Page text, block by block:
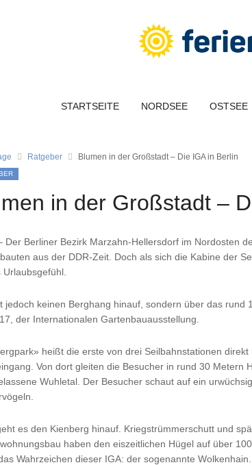
STARTSEITE NORDSEE OSTSEE
Ratgeber Blumen in der Großstadt – Die IGA in Berlin
in der Großstadt –
Der Berliner Bezirk Marzahn-Hellersdorf im Nordosten
aus der DDR-Zeit. Doch als sich die Kabine der
Urlaubsgefühl.
jedoch keinen Berghang hinauf, sondern über das rund
der Internationalen Gartenbauausstellung.
heißt die erste von drei Seilbahnstationen direkt
Von dort gleiten die Besucher in rund 30 Metern
Wuhletal. Der Besucher schaut auf ein
es den Kienberg hinauf. Kriegstrümmerschutt und
haben den eiszeitlichen Hügel auf über
Wahrzeichen dieser IGA: der sogenannte